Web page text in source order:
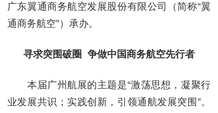
广东翼通商务航空发展股份有限公司（简称“翼
通商务航空”）承办。
寻求突围破圈 争做中国商务航空先行者
本届广州航展的主题是“激荡思想，凝聚行
业发展共识；实践创新，引领通航发展突围”。